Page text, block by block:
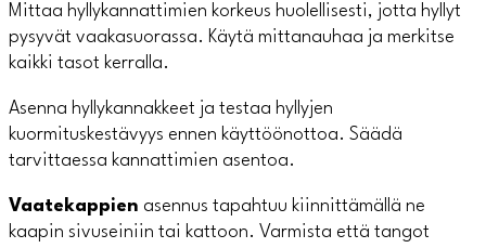
Mittaa hyllykannattimien korkeus huolellisesti, jotta hyllyt
pysyvät vaakasuorassa. Käytä mittanauhaa ja merkitse
kaikki tasot kerralla.
Asenna hyllykannakkeet ja testaa hyllyjen
kuormituskestävyys ennen käyttöönottoa. Säädä
tarvittaessa kannattimien asentoa.
Vaatekappien asennus tapahtuu kiinnittämällä ne
kaapin sivuseiniin tai kattoon. Varmista että tangot